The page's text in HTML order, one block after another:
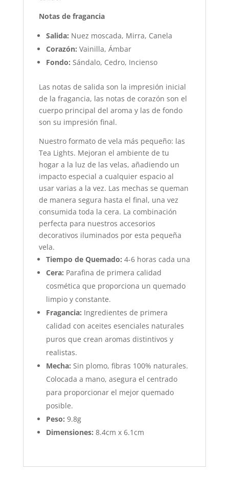
Notas de fragancia
Salida: Nuez moscada, Mirra, Canela
Corazón: Vainilla, Ámbar
Fondo: Sándalo, Cedro, Incienso
Las notas de salida son la impresión inicial
de la fragancia, las notas de corazón son el
cuerpo principal del aroma y las de fondo
son su impresión final.
Nuestro formato de vela más pequeño: las
Tea Lights. Mejoran el ambiente de tu
hogar a la luz de las velas, añadiendo un
impacto especial a cualquier espacio al
usar varias a la vez. Las mechas se queman
de manera segura hasta el final, una vez
consumida toda la cera. La combinación
perfecta para nuestros accesorios
decorativos iluminados por esta pequeña
vela.
Tiempo de Quemado: 4-6 horas cada una
Cera: Parafina de primera calidad
cosmética que proporciona un quemado
limpio y constante.
Fragancia: Ingredientes de primera
calidad con aceites esenciales naturales
puros que crean aromas distintivos y
realistas.
Mecha: Sin plomo, fibras 100% naturales.
Colocada a mano, asegura el centrado
para proporcionar el mejor quemado
posible.
Peso: 9.8g
Dimensiones: 8.4cm x 6.1cm